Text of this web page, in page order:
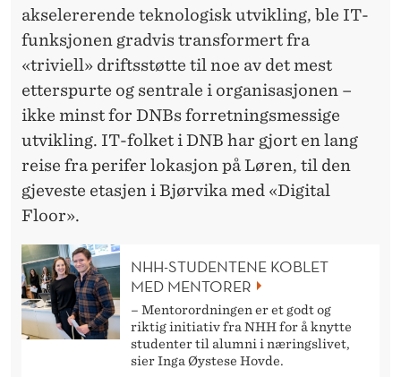
akselererende teknologisk utvikling, ble IT-
funksjonen gradvis transformert fra
«triviell» driftsstøtte til noe av det mest
etterspurte og sentrale i organisasjonen –
ikke minst for DNBs forretningsmessige
utvikling. IT-folket i DNB har gjort en lang
reise fra perifer lokasjon på Løren, til den
gjeveste etasjen i Bjørvika med «Digital
Floor».
NHH-STUDENTENE KOBLET
MED MENTORER
– Mentorordningen er et godt og
riktig initiativ fra NHH for å knytte
studenter til alumni i næringslivet,
sier Inga Øystese Hovde.